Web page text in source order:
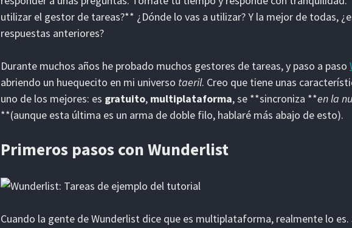
utilizar el gestor de tareas?** ¿Dónde lo vas a utilizar? Y la mejor de todas,
respuestas anteriores?
Durante muchos años he probado muchos gestores de tareas, y paso a paso
abriendo un huequecito en mi universo taeril. Creo que tiene unas
uno de los mejores: es gratuito, multiplataforma, se **sincroniza **en la
**(aunque esta última es un arma de doble filo, hablaré más abajo de esto).
Primeros pasos con Wunderlist
Cuando la gente de Wunderlist dice que es multiplataforma, realmente lo es.